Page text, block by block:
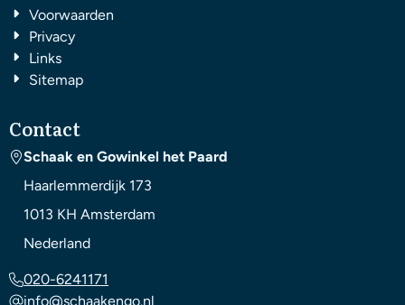
Voorwaarden
Privacy
Links
Sitemap
Contact
Schaak en Gowinkel het Paard
Haarlemmerdijk 173
1013 KH Amsterdam
Nederland
020-6241171
info@schaakengo.nl